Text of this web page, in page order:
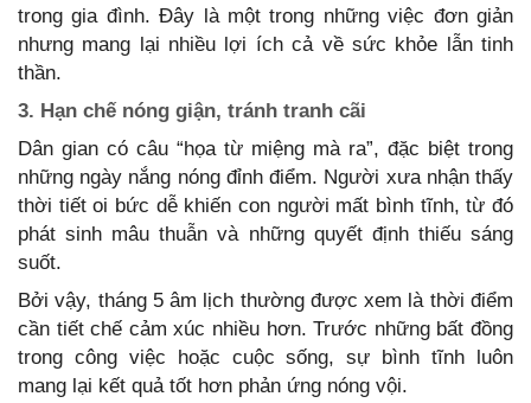
trong gia đình. Đây là một trong những việc đơn giản
nhưng mang lại nhiều lợi ích cả về sức khỏe lẫn tinh
thần.
3. Hạn chế nóng giận, tránh tranh cãi
Dân gian có câu “họa từ miệng mà ra”, đặc biệt trong
những ngày nắng nóng đỉnh điểm. Người xưa nhận thấy
thời tiết oi bức dễ khiến con người mất bình tĩnh, từ đó
phát sinh mâu thuẫn và những quyết định thiếu sáng
suốt.
Bởi vậy, tháng 5 âm lịch thường được xem là thời điểm
cần tiết chế cảm xúc nhiều hơn. Trước những bất đồng
trong công việc hoặc cuộc sống, sự bình tĩnh luôn
mang lại kết quả tốt hơn phản ứng nóng vội.